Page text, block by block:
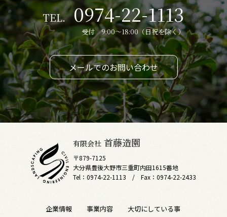
TEL. 0974-22-1113
受付 9:00～18:00（日祝を除く）
メールでのお問い合わせ
有限会社 首藤造園
〒879-7125
大分県豊後大野市三重町内田1615番地
Tel：0974-22-1113 / Fax：0974-22-2433
企業情報 事業内容 大切にしている事